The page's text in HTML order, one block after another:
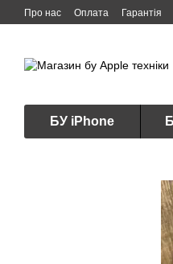
Перейти до основного
Про нас Оплата Гарантія
БУ iPhone